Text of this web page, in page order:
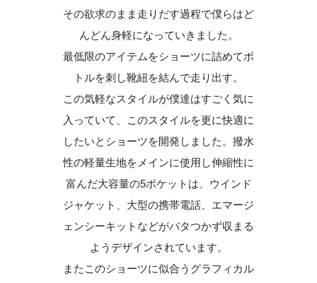
その欲求のまま走りだす過程で僕らはど
んどん身軽になっていきました。
最低限のアイテムをショーツに詰めてボ
トルを刺し靴紐を結んで走り出す。
この気軽なスタイルが僕達はすごく気に
入っていて、このスタイルを更に快適に
したいとショーツを開発しました。撥水
性の軽量生地をメインに使用し伸縮性に
富んだ大容量の5ポケットは、ウインド
ジャケット、大型の携帯電話、エマージ
ェンシーキットなどがバタつかず収まる
ようデザインされています。
またこのショーツに似合うグラフィカル